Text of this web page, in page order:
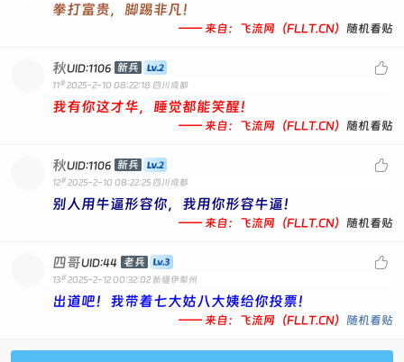
拳打富贵，脚踢非凡！
—— 来自：飞流网（FLLT.CN） 随机看贴

秋UID:1106 新兵
11# 2025-2-10 08:22:18 四川成都
我有你这才华，睡觉都能笑醒！
—— 来自：飞流网（FLLT.CN） 随机看贴

秋UID:1106 新兵
12# 2025-2-10 08:22:25 四川成都
别人用牛逼形容你，我用你形容牛逼！
—— 来自：飞流网（FLLT.CN） 随机看贴

四哥UID:44 老兵
13# 2025-2-12 00:32:02 新疆伊犁州
出道吧！我带着七大姑八大姨给你投票！
—— 来自：飞流网（FLLT.CN） 随机看贴